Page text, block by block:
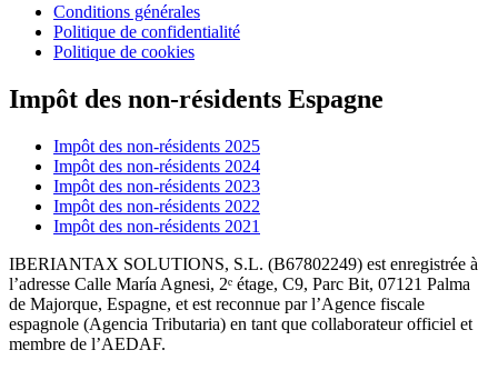
Conditions générales
Politique de confidentialité
Politique de cookies
Impôt des non-résidents Espagne
Impôt des non-résidents 2025
Impôt des non-résidents 2024
Impôt des non-résidents 2023
Impôt des non-résidents 2022
Impôt des non-résidents 2021
IBERIANTAX SOLUTIONS, S.L. (B67802249) est enregistrée à
l’adresse Calle María Agnesi, 2ᵉ étage, C9, Parc Bit, 07121 Palma
de Majorque, Espagne, et est reconnue par l’Agence fiscale
espagnole (Agencia Tributaria) en tant que collaborateur officiel et
membre de l’AEDAF.